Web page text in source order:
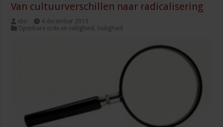
Van cultuurverschillen naar radicalisering
sbo
4 december 2019
Openbare orde en veiligheid ,Veiligheid